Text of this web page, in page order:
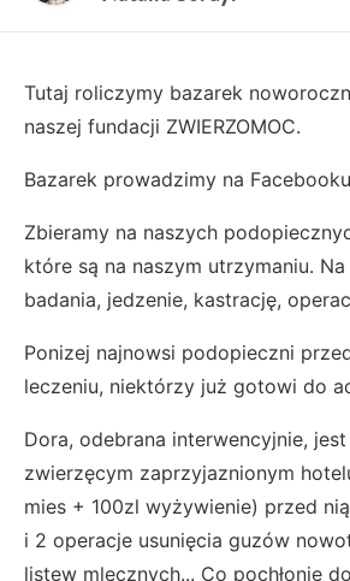
Tutaj roliczymy bazarek
naszej fundacji ZWIERZOMOC.
Bazarek prowadzimy na
Zbieramy na naszych
które są na naszym utrzymaniu.
badania, jedzenie, kastrację,
Ponizej najnowsi podopieczni
leczeniu, niektórzy już gotowi do
Dora, odebrana interwencyjnie,
zwierzęcym zaprzyjaznionym
mies + 100zl wyżywienie) przed
i 2 operacje usunięcia guzów
listew mlecznych... Co pochłonie